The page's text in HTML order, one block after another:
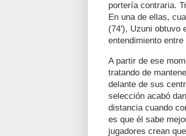
portería contraria.
En una de ellas,
(74'), Uzuni obtuvo
entendimiento
A partir de ese
tratando de
delante de sus
selección acabó
distancia cuando
es que él sabe
jugadores crean